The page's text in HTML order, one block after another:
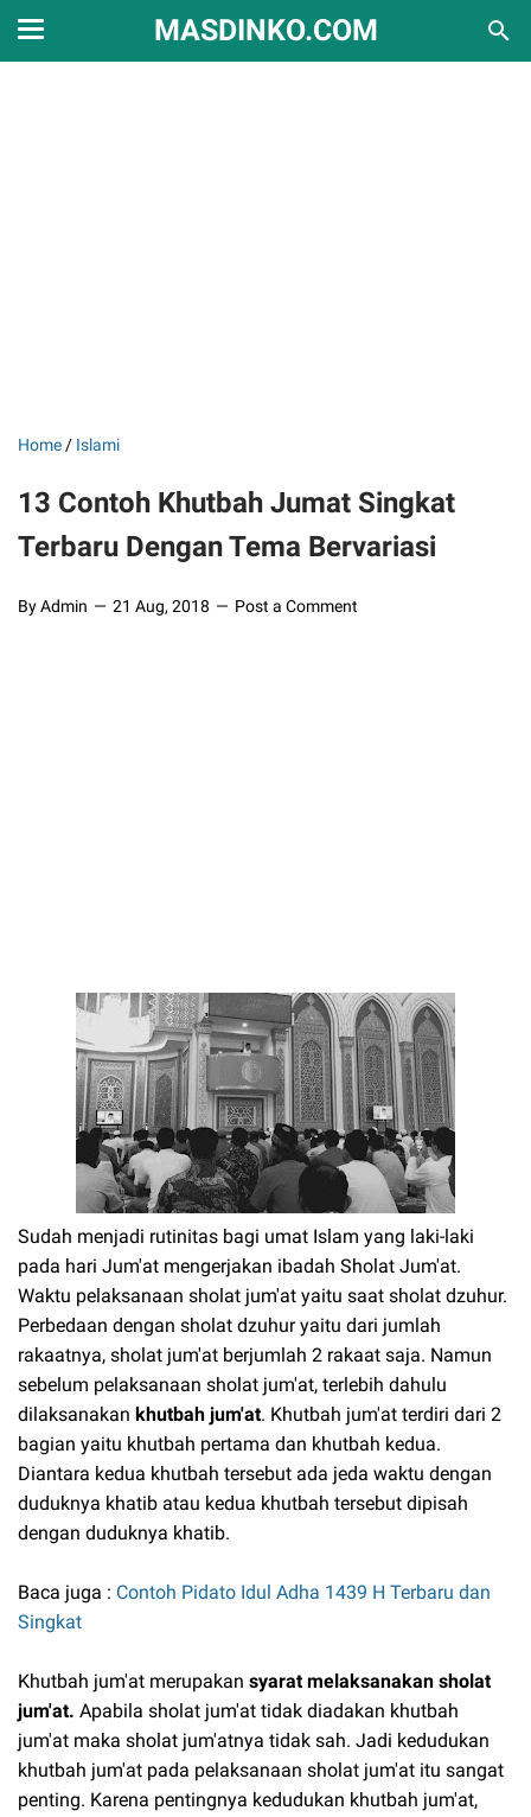
MASDINKO.COM
Home / Islami
13 Contoh Khutbah Jumat Singkat
Terbaru Dengan Tema Bervariasi
By Admin 21 Aug, 2018 Post a Comment
Sudah menjadi rutinitas bagi umat Islam yang laki-laki
pada hari Jum'at mengerjakan ibadah Sholat Jum'at.
Waktu pelaksanaan sholat jum'at yaitu saat sholat dzuhur.
Perbedaan dengan sholat dzuhur yaitu dari jumlah
rakaatnya, sholat jum'at berjumlah 2 rakaat saja. Namun
sebelum pelaksanaan sholat jum'at, terlebih dahulu
dilaksanakan khutbah jum'at. Khutbah jum'at terdiri dari 2
bagian yaitu khutbah pertama dan khutbah kedua.
Diantara kedua khutbah tersebut ada jeda waktu dengan
duduknya khatib atau kedua khutbah tersebut dipisah
dengan duduknya khatib.
Baca juga : Contoh Pidato Idul Adha 1439 H Terbaru dan
Singkat
Khutbah jum'at merupakan syarat melaksanakan sholat
jum'at. Apabila sholat jum'at tidak diadakan khutbah
jum'at maka sholat jum'atnya tidak sah. Jadi kedudukan
khutbah jum'at pada pelaksanaan sholat jum'at itu sangat
penting. Karena pentingnya kedudukan khutbah jum'at,